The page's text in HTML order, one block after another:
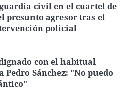
civil en el cuartel de
presunto agresor tras el
policial
con el habitual
Sánchez: "No puedo